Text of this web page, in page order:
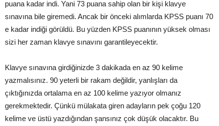
puana kadar indi. Yani 73 puana sahip olan bir kişi klavye
sınavına bile giremedi. Ancak bir önceki alımlarda KPSS puanı 70
e kadar indiği görüldü. Bu yüzden KPSS puanının yüksek olması
sizi her zaman klavye sınavını garantileyecektir.
Klavye sınavına girdiğinizde 3 dakikada en az 90 kelime
yazmalısınız. 90 yeterli bir rakam değildir, yanlışları da
çıktığınızda ortalama en az 100 kelime yazıyor olmanız
gerekmektedir. Çünkü mülakata giren adayların pek çoğu 120
kelime ve üstü yazdığından şansınız çok düşük olacaktır. Bu